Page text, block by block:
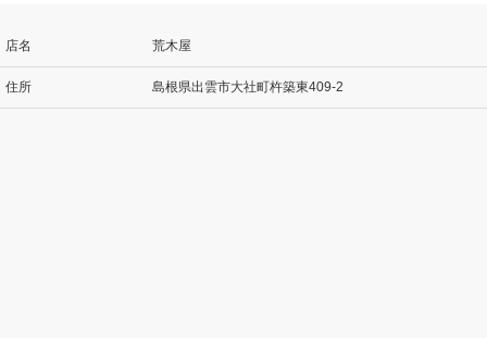
店名 荒木屋
住所 島根県出雲市大社町杵築東409-2